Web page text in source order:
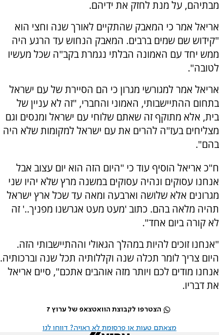
מבתיהם, על מנת לחזק את ידיהם.
אריאל אמר כי המאבק שהתקיים לאורך שנה וחצי הוא
"קידוש שם שמים ברבים. המאבק הנחוש עד הרגע היה
ממש יחד עם האמונה הבלתי נגמרת בקב"ה שכל מעשיו
לטובה".
אריאל אמר למגורשי מגרון כי הם הסיירת של עם ישראל
בתחום ההתיישבותי, האמוני והחברי, "זה לא עניין של
בית, אלא מתוקף זה שאתם שלוחי עם ישראל ומנסים וגם
מצליחים בעז"ה להרים את עם ישראל למקומות שלא היה
בהם".
ח"כ אריאל הוסיף עוד כי "היום הזה הוא יום עצוב אבל
אנחנו עסוקים ונהיה עסוקים במשנה מרץ שלא יהיו שני
מגרונים אלא שלושה וארבעה ומאה עד שכל ארץ ישראל
תהיה מלאה בהם. כתוב 'מעט מעט אגרשנו מפניך..' זה
לא קורה ביום אחד".
"אנחנו זוכים להיות במהלך הגאולי וההתיישבותי הזה.
היום צריך לומר תכלה שנה וקללותיה תכל שנה וברכותיה.
אנחנו מודים לכם ויותר מזה אוהבים אתכם", סיים אריאל
את דבריו.
הצטרפו לקבוצת הוואטצאפ של ערוץ 7
מצאתם טעות או פרסומת לא ראויה? דווחו לנו